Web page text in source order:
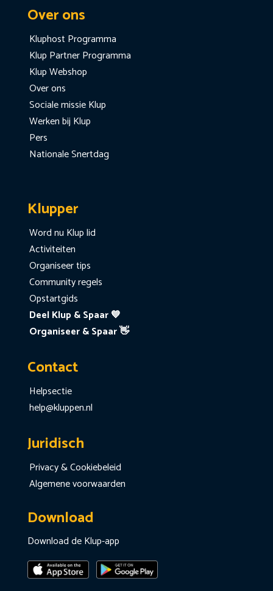
Over ons
Kluphost Programma
Klup Partner Programma
Klup Webshop
Over ons
Sociale missie Klup
Werken bij Klup
Pers
Nationale Snertdag
Klupper
Word nu Klup lid
Activiteiten
Organiseer tips
Community regels
Opstartgids
Deel Klup & Spaar 💙
Organiseer & Spaar 👋
Contact
Helpsectie
help@kluppen.nl
Juridisch
Privacy & Cookiebeleid
Algemene voorwaarden
Download
Download de Klup-app